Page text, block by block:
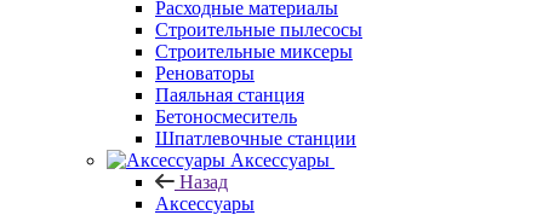
Расходные материалы
Строительные пылесосы
Строительные миксеры
Реноваторы
Паяльная станция
Бетоносмеситель
Шпатлевочные станции
Аксессуары
Назад
Аксессуары